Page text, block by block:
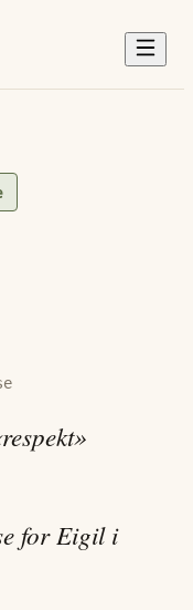
for Eigil i